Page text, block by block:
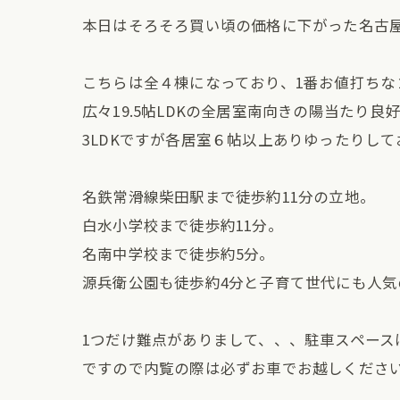
本日はそろそろ買い頃の価格に下がった名
こちらは全４棟になっており、1番お値打ち
広々19.5帖LDKの全居室南向きの陽当たり良
3LDKですが各居室６帖以上ありゆったりして
名鉄常滑線柴田駅まで徒歩約11分の立地。
白水小学校まで徒歩約11分。
名南中学校まで徒歩約5分。
源兵衛公園も徒歩約4分と子育て世代にも人
1つだけ難点がありまして、、、駐車スペー
ですので内覧の際は必ずお車でお越しくださ